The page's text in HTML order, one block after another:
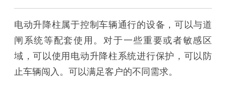
电动升降柱属于控制车辆通行的设备，可以与道
闸系统等配套使用。对于一些重要或者敏感区
域，可以使用电动升降柱系统进行保护，可以防
止车辆闯入。可以满足客户的不同需求。